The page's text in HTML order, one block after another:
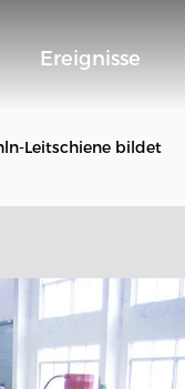
Ereignisse
Leitschiene bildet